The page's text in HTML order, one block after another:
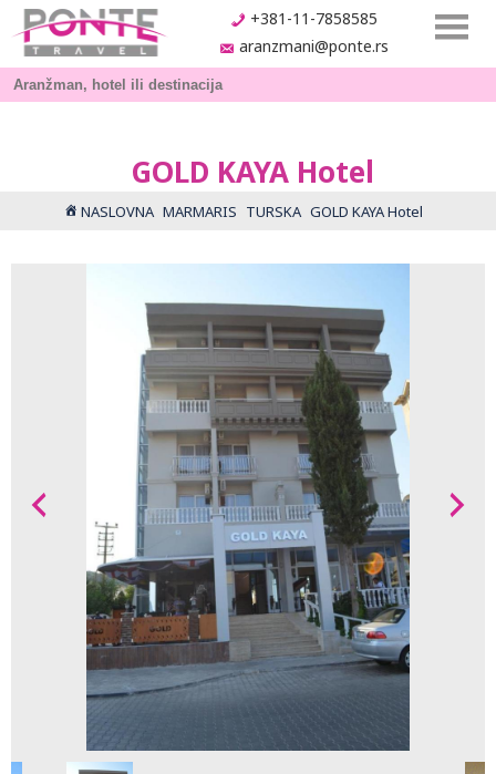
+381-11-7858585
aranzmani@ponte.rs
GOLD KAYA Hotel
NASLOVNA MARMARIS TURSKA GOLD KAYA Hotel